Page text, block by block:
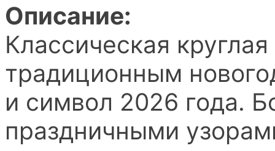
Описание:
Классическая
традиционным
и символ 2026 года.
праздничными